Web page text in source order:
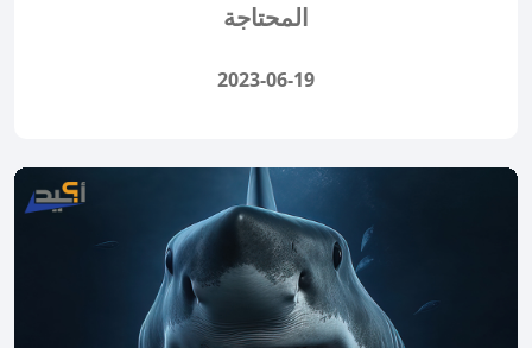
المحتاجة
2023-06-19